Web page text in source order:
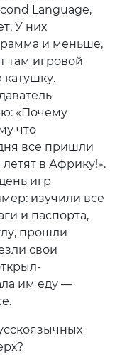
Language,
У них
и меньше,
там игровой
«Почему
что
все пришли
в Африку!».
игр
изучили все
и паспорта,
прошли
свои
им еду —